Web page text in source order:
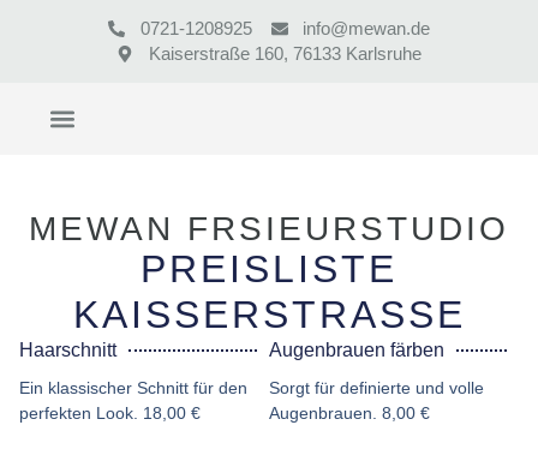
0721-1208925
info@mewan.de
Kaiserstraße 160, 76133 Karlsruhe
MEWAN FRSIEURSTUDIO
PREISLISTE
KAISSERSTRASSE
Haarschnitt
Ein klassischer Schnitt für den
perfekten Look. 18,00 €
Augenbrauen färben
Sorgt für definierte und volle
Augenbrauen. 8,00 €